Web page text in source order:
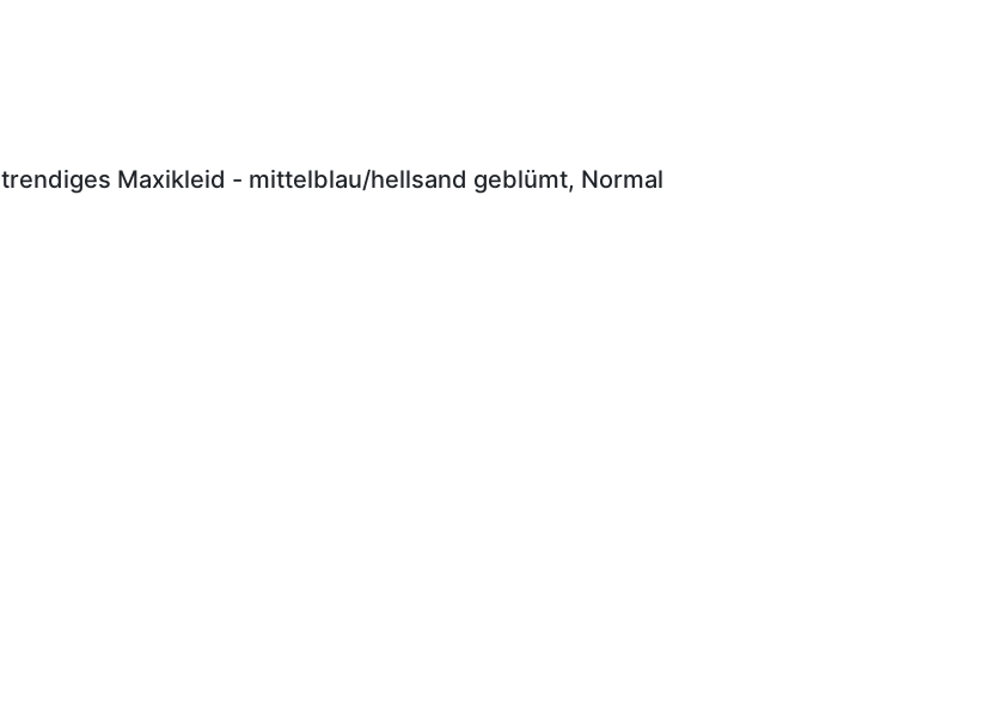
trendiges Maxikleid - mittelblau/hellsand geblümt, Normal